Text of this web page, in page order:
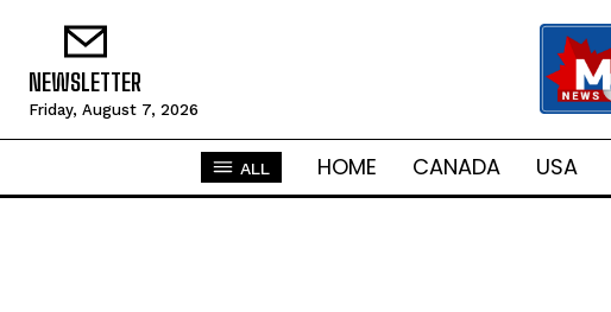
NEWSLETTER
Friday, August 7, 2026
ALL HOME CANADA USA